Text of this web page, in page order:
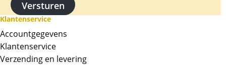
Klantenservice
Accountgegevens
Klantenservice
Verzending en levering